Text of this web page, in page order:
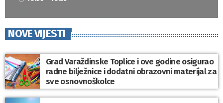
NOVE VIJESTI
Grad Varaždinske Toplice i ove godine osigurao
radne bilježnice i dodatni obrazovni materijal za
sve osnovnoškolce